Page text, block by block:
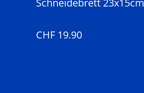
Schneidebrett 23x15cm
CHF 19.90